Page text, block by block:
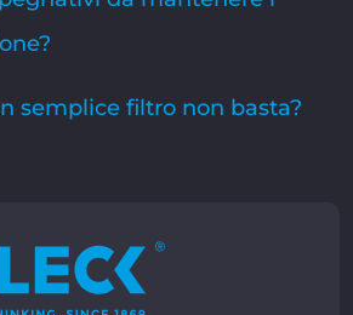
semplice filtro non basta?